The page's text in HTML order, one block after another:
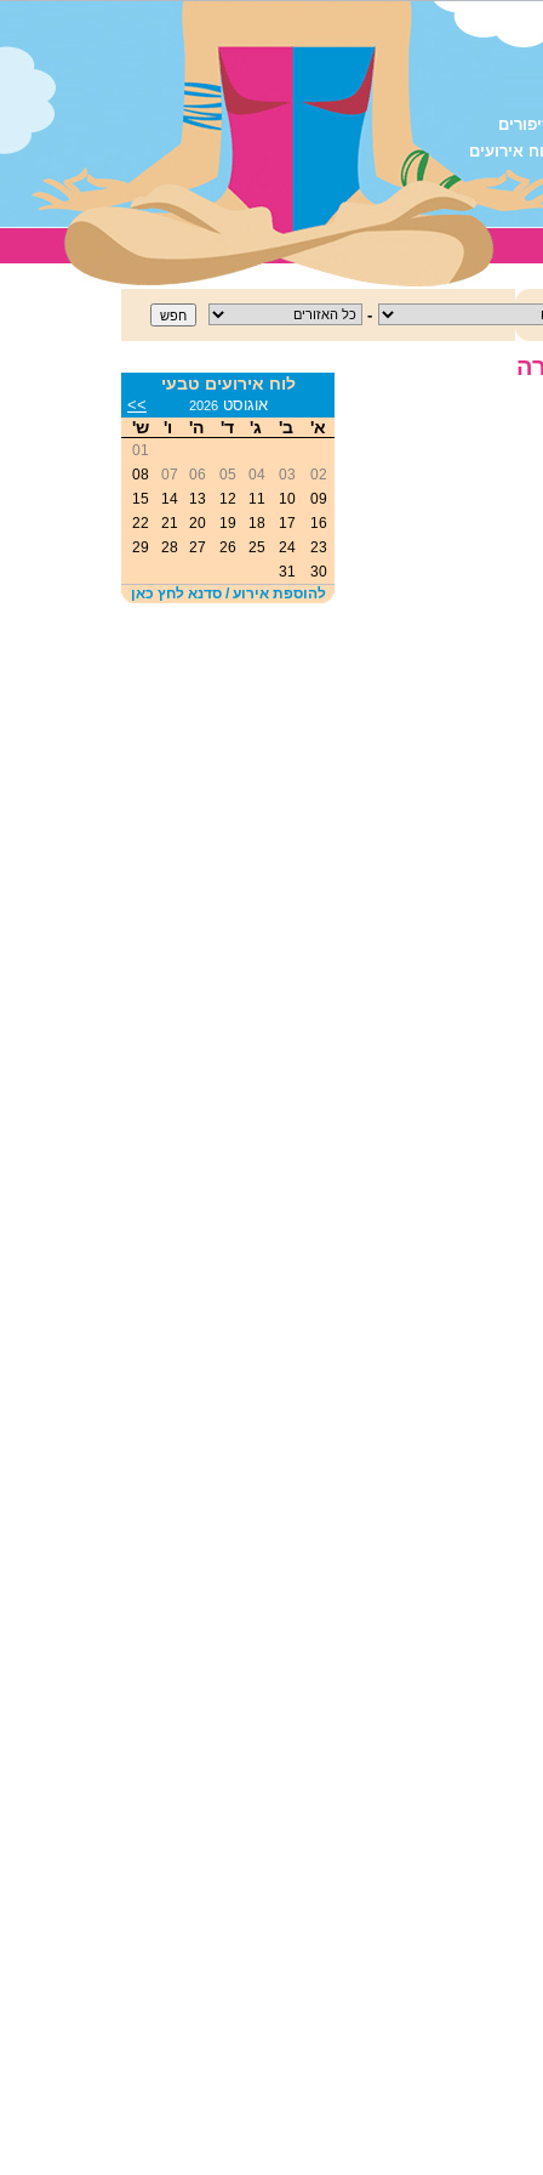
אירועים
-
לוח אירועים טבעי
אוגוסט2026
>>
א' ב' ג' ד' ה' ו' ש'
01
02
03
04
05
06
07
08
09
10
11
12
13
14
15
16
17
18
19
20
21
22
23
24
25
26
27
28
29
30
31
להוספת אירוע / סדנא לחץ כאן